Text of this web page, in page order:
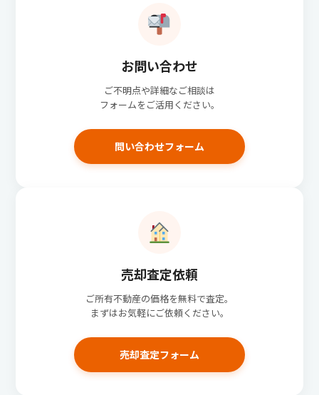
お問い合わせ
ご不明点や詳細なご相談は
フォームをご活用ください。
問い合わせフォーム
売却査定依頼
ご所有不動産の価格を無料で査定。
まずはお気軽にご依頼ください。
売却査定フォーム